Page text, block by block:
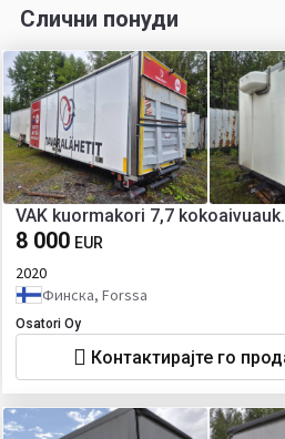
Слични понуди
VAK kuormakori 7,7
8 000 EUR
2020
Финска, Forssa
Osatori Oy
Контактирајте го